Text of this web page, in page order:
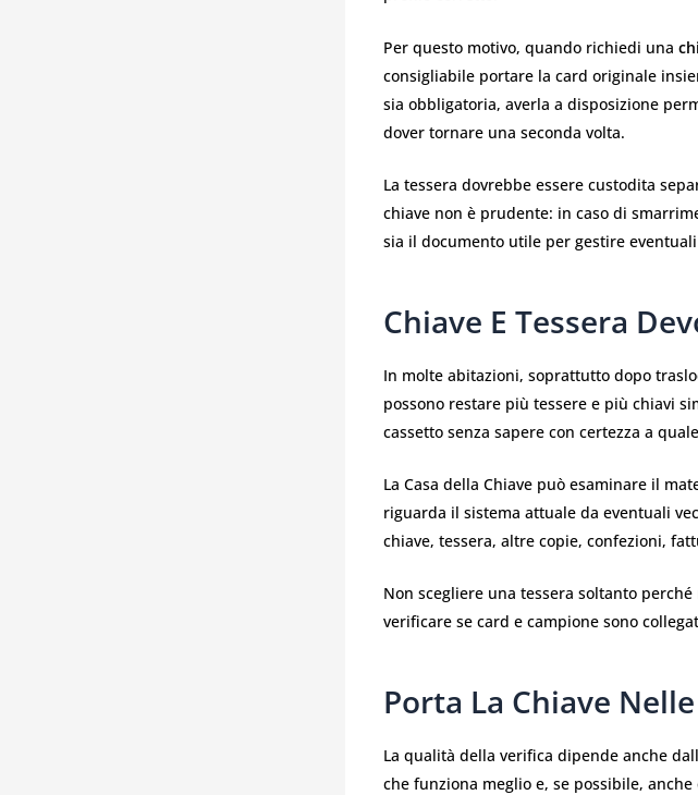
Per questo motivo, quando richiedi una
consigliabile portare la card originale
sia obbligatoria, averla a disposizione
dover tornare una seconda volta.
La tessera dovrebbe essere custodita
chiave non è prudente: in caso di
sia il documento utile per gestire
Chiave E Tessera
In molte abitazioni, soprattutto dopo
possono restare più tessere e più chiavi
cassetto senza sapere con certezza a
La Casa della Chiave può esaminare il
riguarda il sistema attuale da eventuali
chiave, tessera, altre copie, confezioni,
Non scegliere una tessera soltanto
verificare se card e campione sono
Porta La Chiave
La qualità della verifica dipende anche
che funziona meglio e, se possibile,